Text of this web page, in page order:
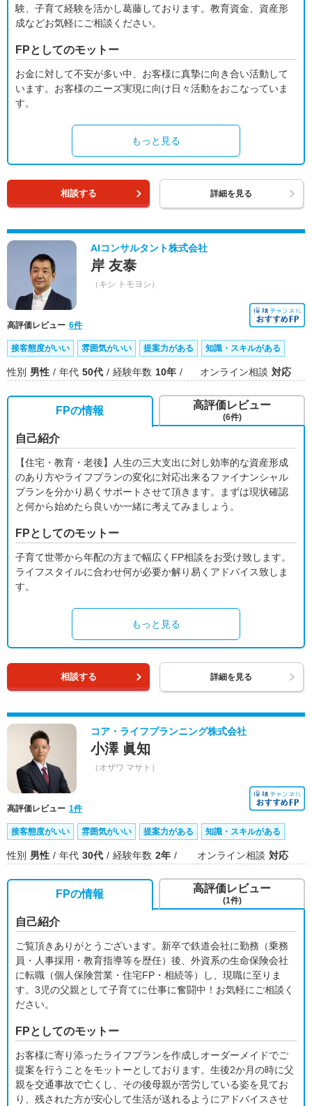
験、子育て経験を活かし葛藤しております。教育資金、資産形
成などお気軽にご相談ください。
FPとしてのモットー
お金に対して不安が多い中、お客様に真摯に向き合い活動して
います。お客様のニーズ実現に向け日々活動をおこなっていま
す。
もっと見る
相談する 詳細を見る
AIコンサルタント株式会社
岸 友泰
（キシ トモヨシ）
高評価レビュー 6件
接客態度がいい 雰囲気がいい 提案力がある 知識・スキルがある
性別 男性 年代 50代 経験年数 10年 オンライン相談 対応
FPの情報
自己紹介
【住宅・教育・老後】人生の三大支出に対し効率的な資産形成
のあり方やライフプランの変化に対応出来るファイナンシャル
プランを分かり易くサポートさせて頂きます。まずは現状確認
と何から始めたら良いか一緒に考えてみましょう。
FPとしてのモットー
子育て世帯から年配の方まで幅広くFP相談をお受け致します。
ライフスタイルに合わせ何が必要か解り易くアドバイス致しま
す。
もっと見る
高評価レビュー
(6件)
相談する 詳細を見る
コア・ライフプランニング株式会社
小澤 眞知
（オザワ マサト）
高評価レビュー 1件
接客態度がいい 雰囲気がいい 提案力がある 知識・スキルがある
性別 男性 年代 30代 経験年数 2年 オンライン相談 対応
FPの情報
自己紹介
ご覧頂きありがとうございます。新卒で鉄道会社に勤務（乗務
員・人事採用・教育指導等を歴任）後、外資系の生命保険会社
に転職（個人保険営業・住宅FP・相続等）し、現職に至りま
す。3児の父親として子育てに仕事に奮闘中！お気軽にご相談く
ださい。
FPとしてのモットー
お客様に寄り添ったライフプランを作成しオーダーメイドでご
提案を行うことをモットーとしております。生後2か月の時に父
親を交通事故で亡くし、その後母親が苦労している姿を見てお
り、残された方が安心して生活が送れるようにアドバイスさせ
高評価レビュー
(1件)